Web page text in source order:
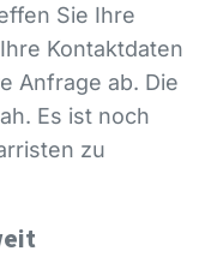
Sie Ihre
Kontaktdaten
Anfrage ab. Die
Es ist noch
zu